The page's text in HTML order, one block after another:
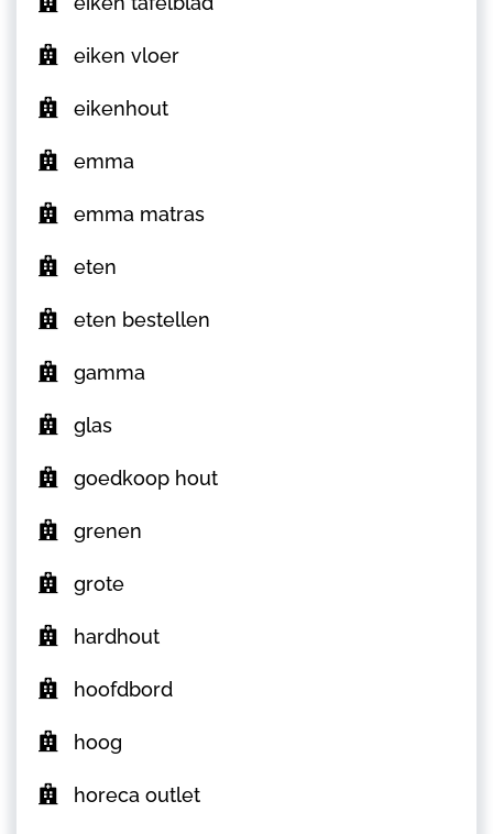
eiken vloer
eikenhout
emma
emma matras
eten
eten bestellen
gamma
glas
goedkoop hout
grenen
grote
hardhout
hoofdbord
hoog
horeca outlet